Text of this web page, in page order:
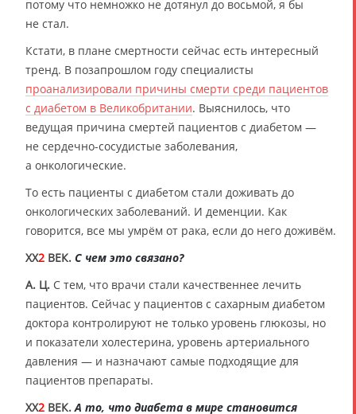
потому что немножко не дотянул до восьмой, я бы
не стал.
Кстати, в плане смертности сейчас есть интересный
тренд. В позапрошлом году специалисты
проанализировали причины смерти среди пациентов
с диабетом в Великобритании. Выяснилось, что
ведущая причина смертей пациентов с диабетом —
не сердечно-сосудистые заболевания,
а онкологические.
То есть пациенты с диабетом стали доживать до
онкологических заболеваний. И деменции. Как
говорится, все мы умрём от рака, если до него доживём.
XX2 ВЕК. С чем это связано?
А. Ц. С тем, что врачи стали качественнее лечить
пациентов. Сейчас у пациентов с сахарным диабетом
доктора контролируют не только уровень глюкозы, но
и показатели холестерина, уровень артериального
давления — и назначают самые подходящие для
пациентов препараты.
XX2 ВЕК. А то, что диабета в мире становится